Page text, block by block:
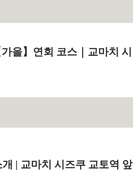
을】연회 코스｜교마치 시
| 교마치 시즈쿠 교토역 앞